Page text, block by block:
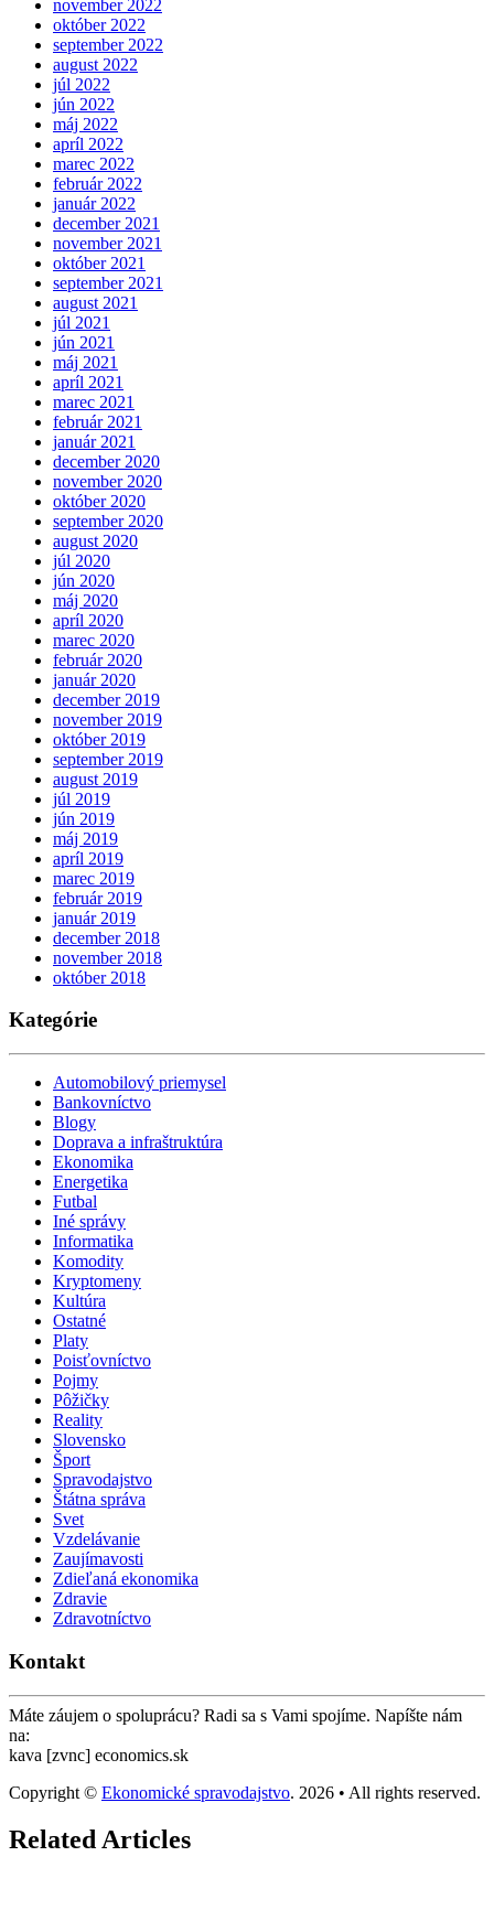
november 2022
október 2022
september 2022
august 2022
júl 2022
jún 2022
máj 2022
apríl 2022
marec 2022
február 2022
január 2022
december 2021
november 2021
október 2021
september 2021
august 2021
júl 2021
jún 2021
máj 2021
apríl 2021
marec 2021
február 2021
január 2021
december 2020
november 2020
október 2020
september 2020
august 2020
júl 2020
jún 2020
máj 2020
apríl 2020
marec 2020
február 2020
január 2020
december 2019
november 2019
október 2019
september 2019
august 2019
júl 2019
jún 2019
máj 2019
apríl 2019
marec 2019
február 2019
január 2019
december 2018
november 2018
október 2018
Kategórie
Automobilový priemysel
Bankovníctvo
Blogy
Doprava a infraštruktúra
Ekonomika
Energetika
Futbal
Iné správy
Informatika
Komodity
Kryptomeny
Kultúra
Ostatné
Platy
Poisťovníctvo
Pojmy
Pôžičky
Reality
Slovensko
Šport
Spravodajstvo
Štátna správa
Svet
Vzdelávanie
Zaujímavosti
Zdieľaná ekonomika
Zdravie
Zdravotníctvo
Kontakt
Máte záujem o spoluprácu? Radi sa s Vami spojíme. Napíšte nám
na:
kava [zvnc] economics.sk
Copyright © Ekonomické spravodajstvo. 2026 • All rights reserved.
Related Articles